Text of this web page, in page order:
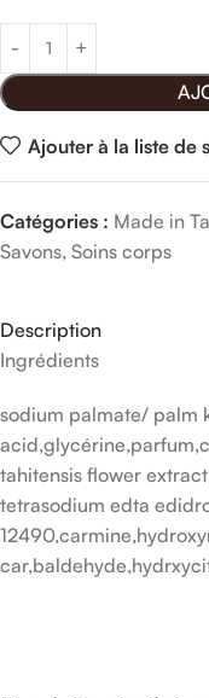
Ajouter à la liste de
Catégories : Made in
Savons, Soins corps
Description
Ingrédients
sodium palmate/ palm
tahitensis flower
tetrasodium edta